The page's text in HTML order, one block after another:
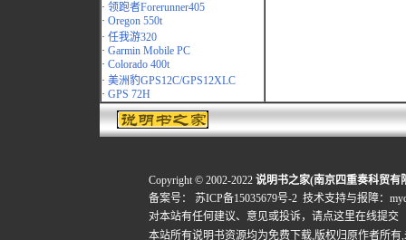
· 领跑者Forerunner405
· Oregon 550t
· 任我游320
· Garmin Mobile PC
· Colorado 400t
· 美洲豹GPS12C/GPS12XLC
· GPS 72H
Copyright © 2002-2022 说明书之家(南京四重奏科贸有
备案号：
苏ICP备15035679号-2 技术支持与报障：
对本站有任何建议、意见或投诉， 请点这里在线提交
本站所有说明书资源均为免费下载,版权归原作者所